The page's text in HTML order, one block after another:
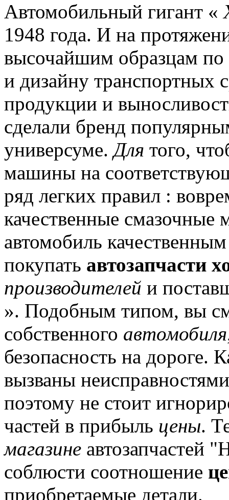
Автомобильный гигант «
1948 года. И на
высочайшим образцам по
и дизайну транспортных
продукции и
сделали бренд
универсуме. Для того,
машины на
ряд легких правил :
качественные смазочные
автомобиль
покупать автозапчасти
производителей и
». Подобным типом, вы
собственного автомобиля
безопасность на дороге.
вызваны
поэтому не стоит
частей в прибыль цены.
магазине автозапчастей
соблюсти соотношение
приобретаемые детали.